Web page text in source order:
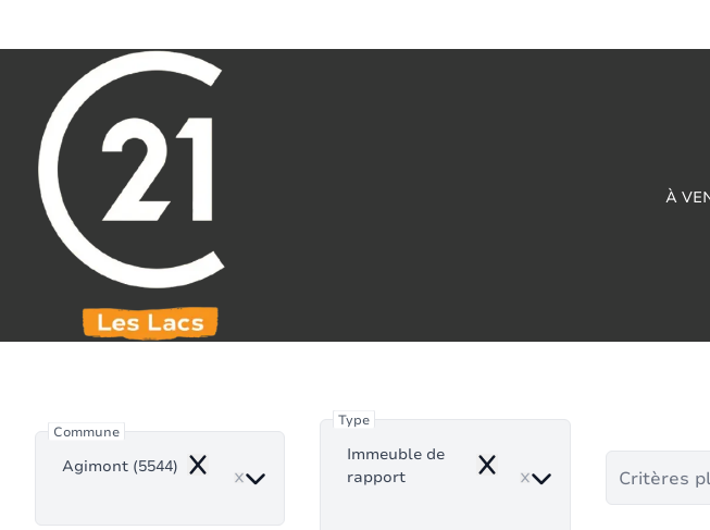
À
Commune
Agimont (5544) Remove
Type
Immeuble de
rapport
Remove Critères